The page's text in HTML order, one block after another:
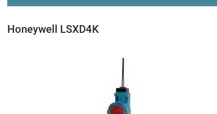
Honeywell LSXD4K